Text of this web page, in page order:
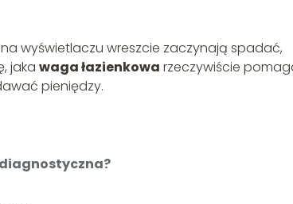
wyświetlaczu wreszcie zaczynają spadać,
jaka waga łazienkowa rzeczywiście
pieniędzy.
diagnostyczna?